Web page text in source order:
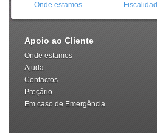
Onde estamos
Apoio ao Cliente
Onde estamos
Ajuda
Contactos
Preçário
Em caso de Emergência